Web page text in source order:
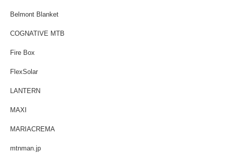
Belmont Blanket
COGNATIVE MTB
Fire Box
FlexSolar
LANTERN
MAXI
MARIACREMA
mtnman.jp